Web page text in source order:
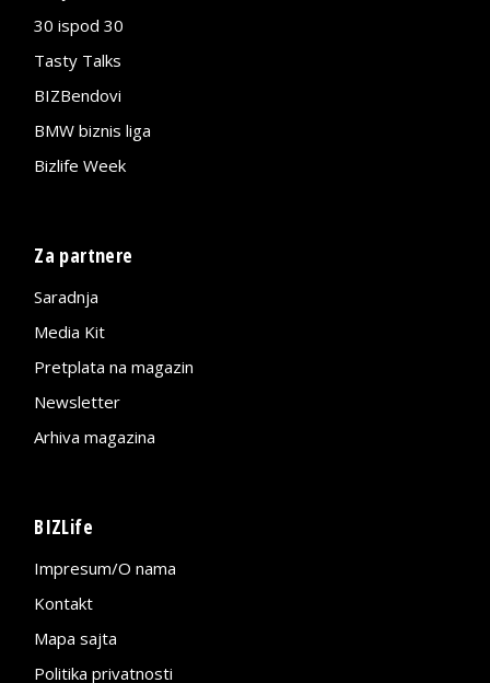
30 ispod 30
Tasty Talks
BIZBendovi
BMW biznis liga
Bizlife Week
Za partnere
Saradnja
Media Kit
Pretplata na magazin
Newsletter
Arhiva magazina
BIZLife
Impresum/O nama
Kontakt
Mapa sajta
Politika privatnosti